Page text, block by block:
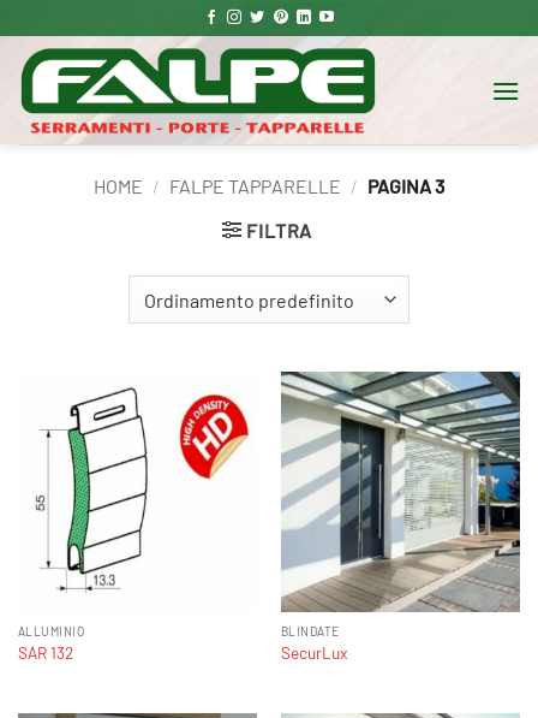
ai
contenuti
HOME / FALPE TAPPARELLE / PAGINA 3
FILTRA
ALLUMINIO
SAR 132
BLINDATE
SecurLux